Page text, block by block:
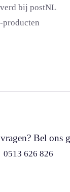
bij postNL
producten
Bel ons
0513 626 826